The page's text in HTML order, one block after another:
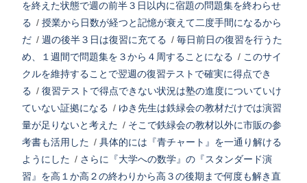
を終えた状態で週の前半３日以内に宿題の問題集を終わらせ
る / 授業から日数が経つと記憶が衰えて二度手間になるから
だ / 週の後半３日は復習に充てる / 毎日前日の復習を行うた
め、１週間で問題集を３から４周することになる / このサイ
クルを維持することで翌週の復習テストで確実に得点でき
る / 復習テストで得点できない状況は塾の進度についていけ
ていない証拠になる / ゆき先生は鉄緑会の教材だけでは演習
量が足りないと考えた / そこで鉄緑会の教材以外に市販の参
考書も活用した / 具体的には『青チャート』を一通り解ける
ようにした / さらに『大学への数学』の『スタンダード演
習』を高１か高２の終わりから高３の後期まで何度も解き直